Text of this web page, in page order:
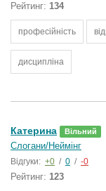
Рейтинг: 134
професійність
дисципліна
Катерина Вільний
Слогани/Неймінг
Відгуки: +0 / 0 / -0
Рейтинг: 123